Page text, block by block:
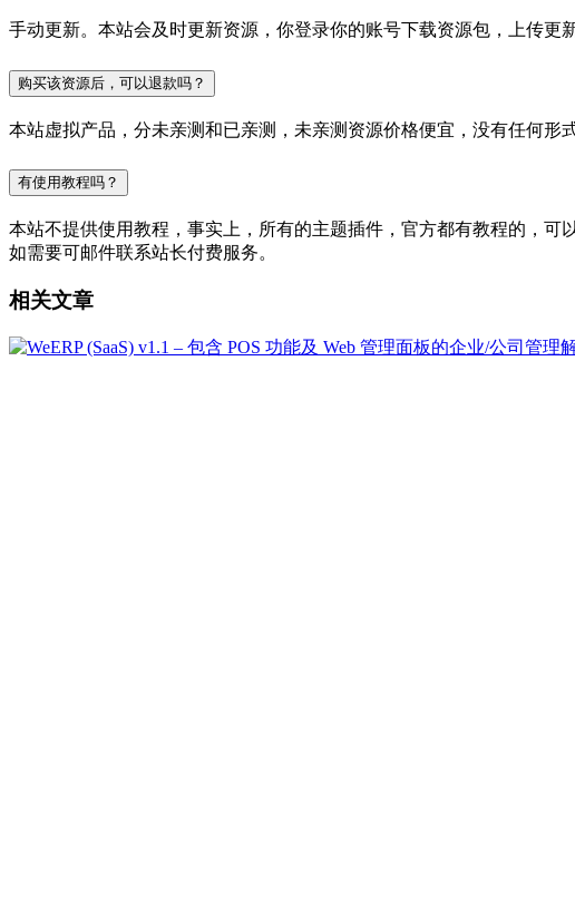
手动更新。本站会及时更新资源，你登录你的账号下载资源包，上传更
购买该资源后，可以退款吗？
本站虚拟产品，分未亲测和已亲测，未亲测资源价格便宜，没有任何形
有使用教程吗？
本站不提供使用教程，事实上，所有的主题插件，官方都有教程的，可
如需要可邮件联系站长付费服务。
相关文章